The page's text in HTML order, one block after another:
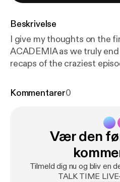
Beskrivelse
I give my thoughts on the
ACADEMIA as we truly end
recaps of the craziest
Daredevil Born Again, as
Kommentarer0
Vær den
Tilmeld dig nu og bliv en
TALK TIME